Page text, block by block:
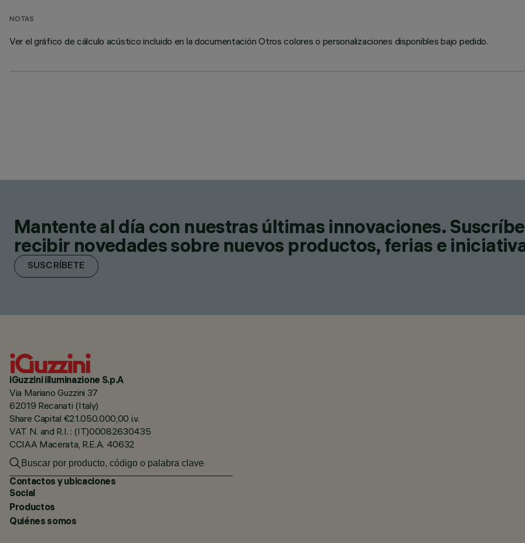
NOTAS
Ver el gráfico de cálculo acústico incluido en la documentación Otros colores o personalizaciones disponibles bajo pedido.
Mantente al día con nuestras últimas innovaciones.
recibir novedades sobre nuevos productos, ferias e
SUSCRÍBETE
iGuzzini illuminazione S.p.A
Via Mariano Guzzini 37
62019 Recanati (Italy)
Share Capital €21.050.000,00 i.v.
VAT N. and R.I. : (IT)00082630435
CCIAA Macerata, R.E.A. 40632
Contactos y ubicaciones
Social
Productos
Quiénes somos